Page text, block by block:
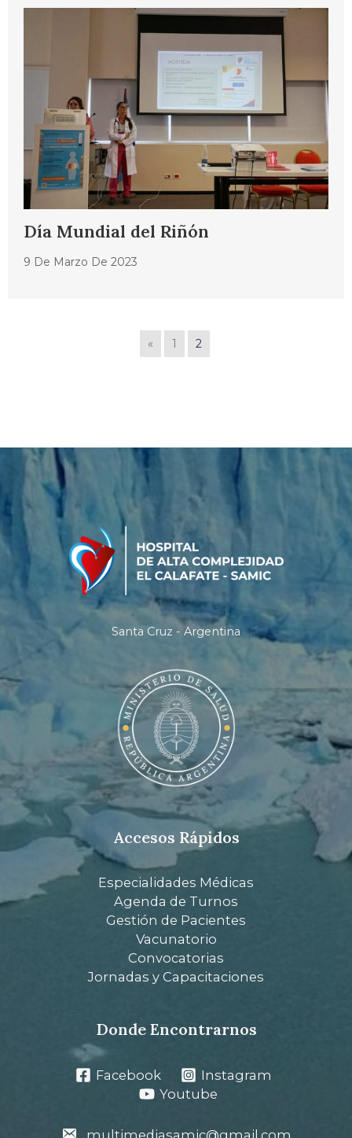
Día Mundial del Riñón
9 De Marzo De 2023
« 1 2
Santa Cruz - Argentina
Accesos Rápidos
Especialidades Médicas
Agenda de Turnos
Gestión de Pacientes
Vacunatorio
Convocatorias
Jornadas y Capacitaciones
Donde Encontrarnos
Facebook
Instagram
Youtube